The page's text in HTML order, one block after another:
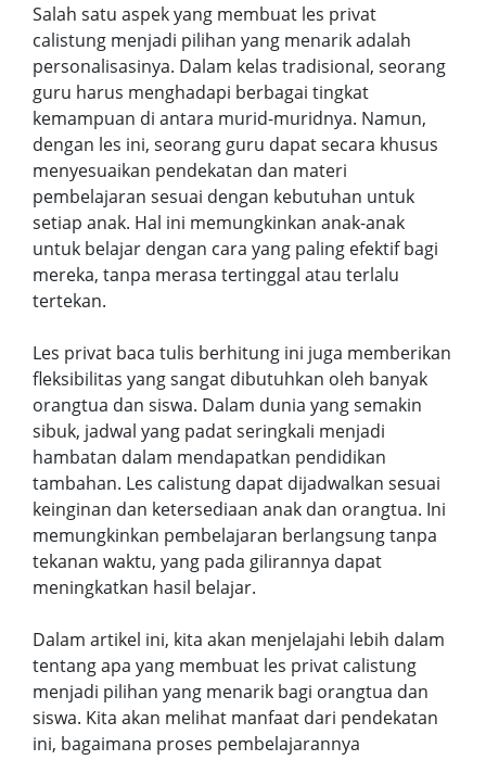
Salah satu aspek yang membuat les privat
calistung menjadi pilihan yang menarik adalah
personalisasinya. Dalam kelas tradisional, seorang
guru harus menghadapi berbagai tingkat
kemampuan di antara murid-muridnya. Namun,
dengan les ini, seorang guru dapat secara khusus
menyesuaikan pendekatan dan materi
pembelajaran sesuai dengan kebutuhan untuk
setiap anak. Hal ini memungkinkan anak-anak
untuk belajar dengan cara yang paling efektif bagi
mereka, tanpa merasa tertinggal atau terlalu
tertekan.
Les privat baca tulis berhitung ini juga memberikan
fleksibilitas yang sangat dibutuhkan oleh banyak
orangtua dan siswa. Dalam dunia yang semakin
sibuk, jadwal yang padat seringkali menjadi
hambatan dalam mendapatkan pendidikan
tambahan. Les calistung dapat dijadwalkan sesuai
keinginan dan ketersediaan anak dan orangtua. Ini
memungkinkan pembelajaran berlangsung tanpa
tekanan waktu, yang pada gilirannya dapat
meningkatkan hasil belajar.
Dalam artikel ini, kita akan menjelajahi lebih dalam
tentang apa yang membuat les privat calistung
menjadi pilihan yang menarik bagi orangtua dan
siswa. Kita akan melihat manfaat dari pendekatan
ini, bagaimana proses pembelajarannya